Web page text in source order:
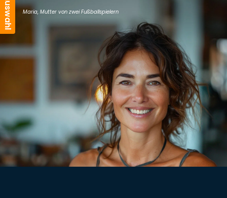
Maria, Mutter von zwei Fußballspielern